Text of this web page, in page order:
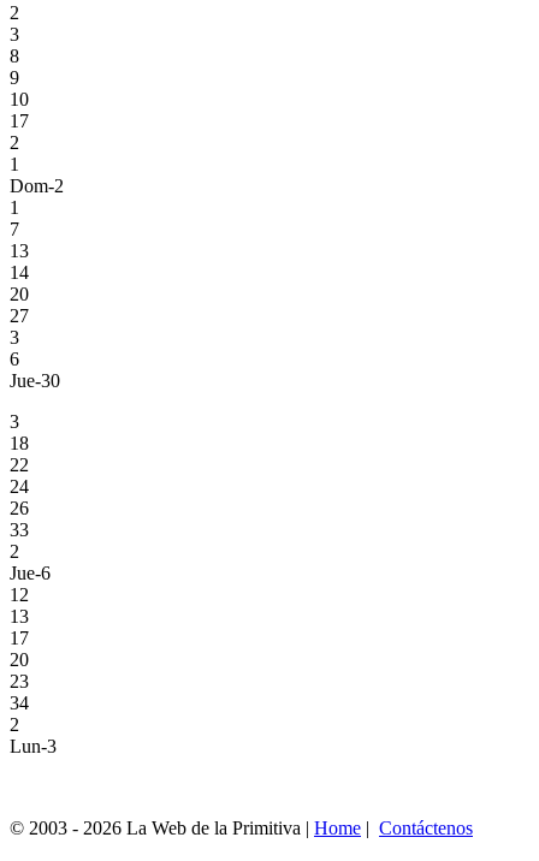
2
3
8
9
10
17
2
1
Dom-2
1
7
13
14
20
27
3
6
Jue-30
3
18
22
24
26
33
2
Jue-6
12
13
17
20
23
34
2
Lun-3
© 2003 - 2026 La Web de la Primitiva | Home | Contáctenos